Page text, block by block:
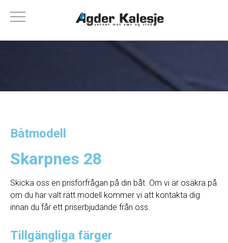
Båtmodell
Skarpnes 28
Skicka oss en prisförfrågan på din båt. Om vi ​​är osäkra på
om du har valt rätt modell kommer vi att kontakta dig
innan du får ett priserbjudande från oss.
Tillgängliga färger